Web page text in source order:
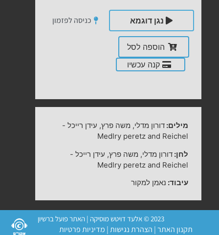
נגן דוגמא כניסה לפזמון
הוספה לסל
קנה עכשיו
מילים:דורון מדלי, משה פרץ, עידן רייכל -
Medlry peretz and Reichel
לחן:דורון מדלי, משה פרץ, עידן רייכל -
Medlry peretz and Reichel
עיבוד: נאמן למקור
2023 © אלעד דויטש מוסיקה | האתר פועל ברשיון
תקנון האתר| הצהרת נגישות| מדיניות פרטיות